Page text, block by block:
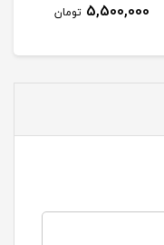
5,500,000 تومان